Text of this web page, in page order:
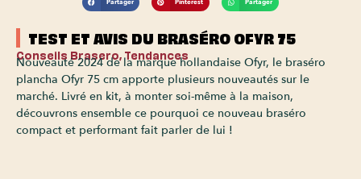
Partager Pinterest Partager
TEST ET AVIS DU BRASÉRO OFYR 75
Conseils Brasero,Tendances
Nouveauté 2024 de la marque hollandaise Ofyr, le braséro
plancha Ofyr 75 cm apporte plusieurs nouveautés sur le
marché. Livré en kit, à monter soi-même à la maison,
découvrons ensemble ce pourquoi ce nouveau braséro
compact et performant fait parler de lui !